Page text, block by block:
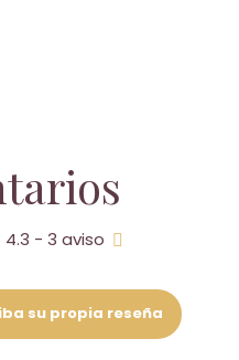
4.3 - 3 aviso
su propia reseña